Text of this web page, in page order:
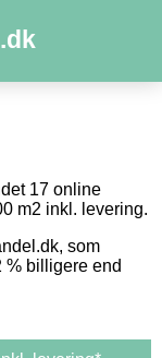
17 online
m2 inkl. levering.
som
% billigere end